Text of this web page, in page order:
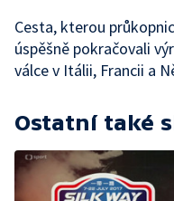
Cesta, kterou
úspěšně pokračovali
válce v Itálii, Francii a
Ostatní také